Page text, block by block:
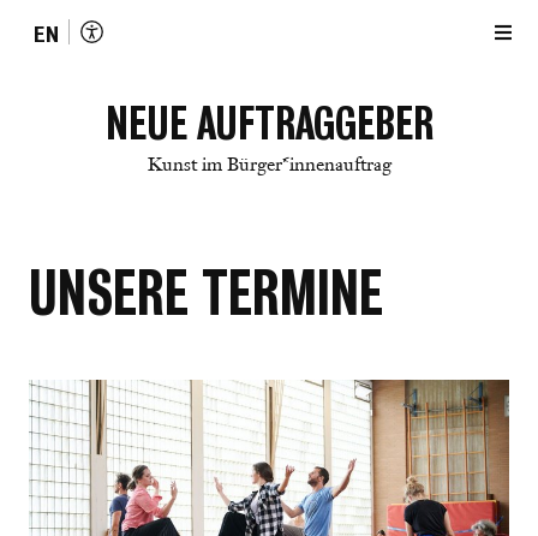
EN
NEUE AUFTRAGGEBER
Kunst im Bürger*innenauftrag
UNSERE TERMINE